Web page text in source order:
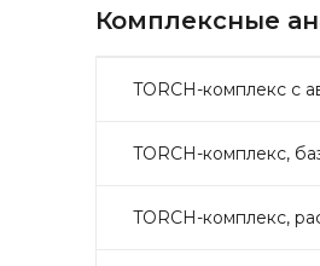
Комплексные
TORCH-комплекс с
TORCH-комплекс,
TORCH-комплекс,